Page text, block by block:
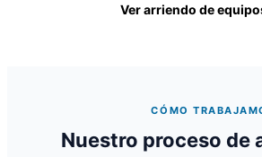
Ver arriendo de
CÓMO
Nuestro proceso de